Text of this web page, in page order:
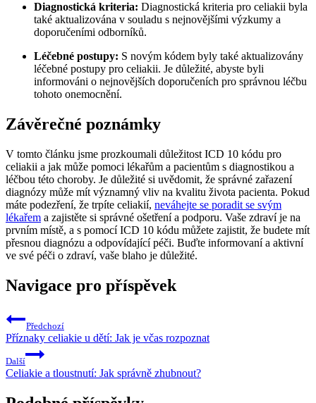
Diagnostická kriteria: Diagnostická kriteria pro celiakii byla
také​ aktualizována v souladu ⁤s nejnovějšími⁢ výzkumy a
doporučeními odborníků.
Léčebné postupy: S ⁣novým kódem byly také aktualizovány
léčebné postupy pro celiakii.‍ Je důležité, ⁢abyste byli
informováni o nejnovějších ⁤doporučeních pro správnou‍ léčbu
tohoto⁢ onemocnění.
Závěrečné poznámky
V tomto článku jsme ‌prozkoumali důležitost ICD 10 kódu pro
celiakii a jak může pomoci lékařům a pacientům s⁤ diagnostikou a
léčbou této choroby. Je důležité si uvědomit, že správné zařazení
diagnózy může mít významný vliv ‍na kvalitu ⁣života pacienta. ⁢Pokud
máte podezření,⁣ že trpíte celiakií, neváhejte se poradit se svým
lékařem a zajistěte⁢ si správné ⁢ošetření a podporu. ‍Vaše zdraví⁤ je na
prvním místě, a s pomocí⁢ ICD 10 kódu můžete zajistit, že​ budete mít
přesnou ⁤diagnózu a odpovídající péči. ⁢Buďte informovaní⁤ a aktivní
⁢ve své péči‌ o zdraví, vaše blaho je důležité.
Navigace pro příspěvek
Předchozí
Příznaky celiakie u dětí: Jak je včas rozpoznat
Další
Celiakie a tloustnutí: Jak správně zhubnout?